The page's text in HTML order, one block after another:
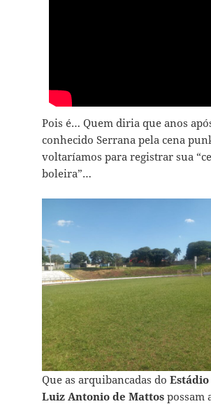
Pois é… Quem diria que anos
conhecido Serrana pela cena
voltaríamos para registrar sua
boleira”…
Que as arquibancadas do
Luiz Antonio de Mattospossam